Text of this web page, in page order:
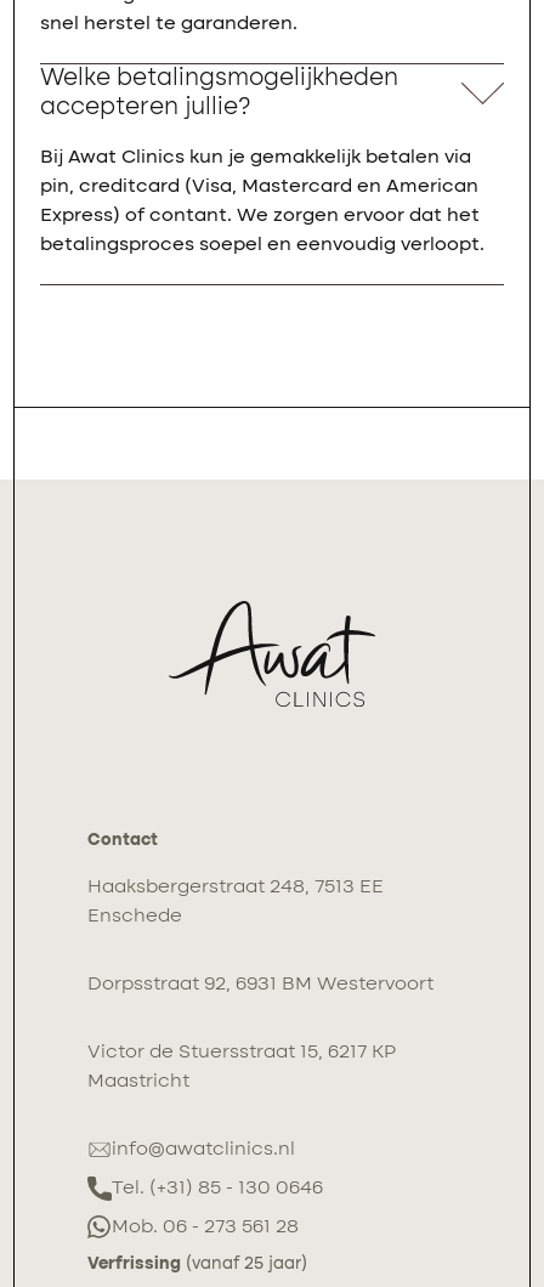
snel herstel te garanderen.
Welke betalingsmogelijkheden
accepteren jullie?
Bij Awat Clinics kun je gemakkelijk betalen via
pin, creditcard (Visa, Mastercard en American
Express) of contant. We zorgen ervoor dat het
betalingsproces soepel en eenvoudig verloopt.
Contact
Haaksbergerstraat 248, 7513 EE
Enschede
Dorpsstraat 92, 6931 BM Westervoort
Victor de Stuersstraat 15, 6217 KP
Maastricht
info@awatclinics.nl
Tel. (+31) 85 - 130 0646
Mob. 06 - 273 561 28
Verfrissing (vanaf 25 jaar)